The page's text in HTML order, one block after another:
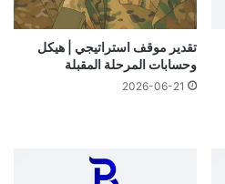
تقدير موقف استراتيجي | هيكل
وحسابات المرحلة المقبلة
2026-06-21